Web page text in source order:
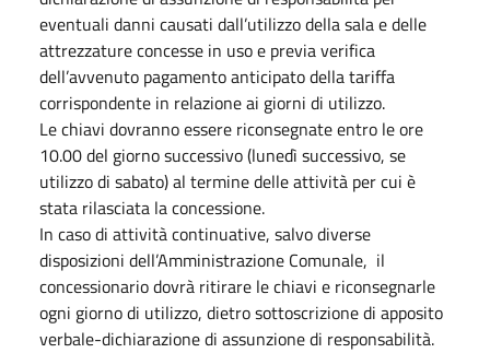
eventuali danni causati dall’utilizzo della sala e delle
attrezzature concesse in uso e previa verifica
dell’avvenuto pagamento anticipato della tariffa
corrispondente in relazione ai giorni di utilizzo.
Le chiavi dovranno essere riconsegnate entro le ore
10.00 del giorno successivo (lunedì successivo, se
utilizzo di sabato) al termine delle attività per cui è
stata rilasciata la concessione.
In caso di attività continuative, salvo diverse
disposizioni dell’Amministrazione Comunale, il
concessionario dovrà ritirare le chiavi e riconsegnarle
ogni giorno di utilizzo, dietro sottoscrizione di apposito
verbale-dichiarazione di assunzione di responsabilità.